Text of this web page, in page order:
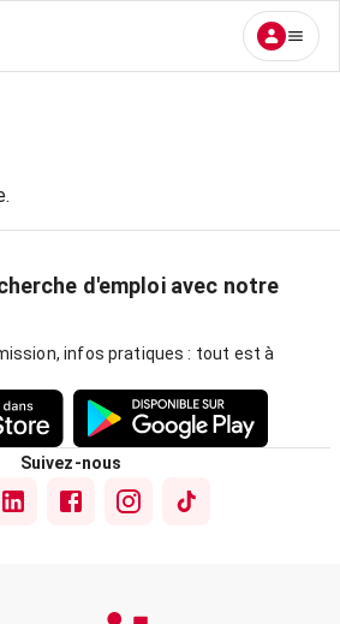
d'emploi avec notre
infos pratiques : tout est à
Suivez-nous